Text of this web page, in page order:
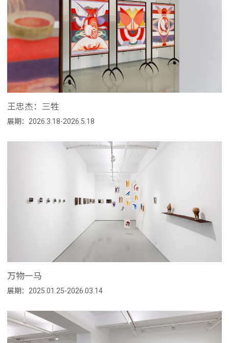
王忠杰：三牲
展期：2026.3.18-2026.5.18
万物一马
展期：2025.01.25-2026.03.14